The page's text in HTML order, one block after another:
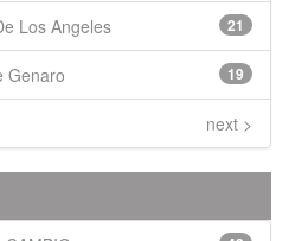
21
Los Angeles
19
Genaro
next >